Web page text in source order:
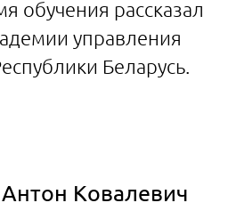
обучения рассказал
управления
Беларусь.
Антон Ковалевич